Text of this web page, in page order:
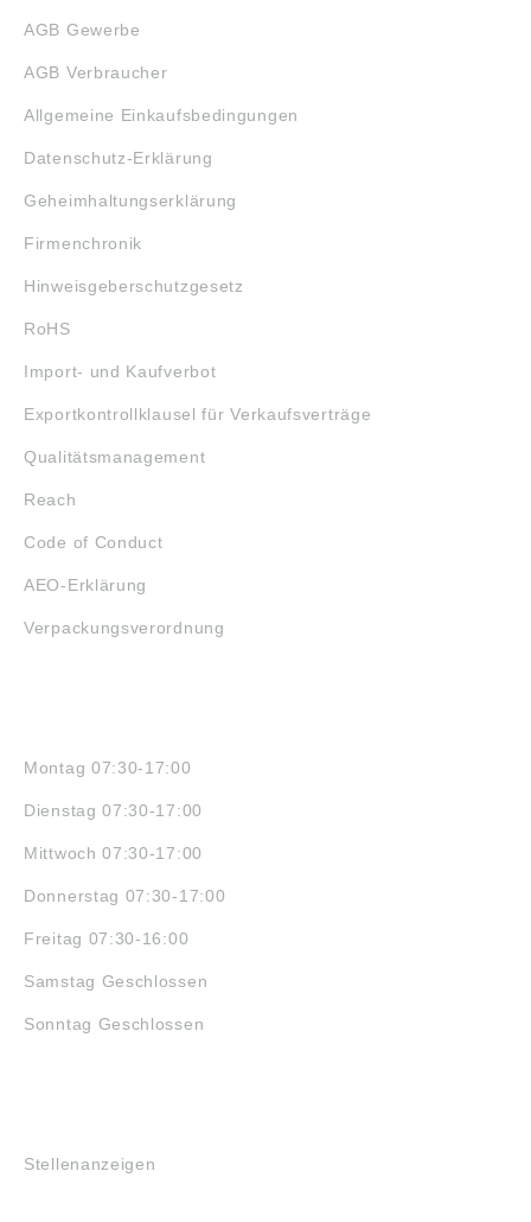
AGB Gewerbe
AGB Verbraucher
Allgemeine Einkaufsbedingungen
Datenschutz-Erklärung
Geheimhaltungserklärung
Firmenchronik
Hinweisgeberschutzgesetz
RoHS
Import- und Kaufverbot
Exportkontrollklausel für Verkaufsverträge
Qualitätsmanagement
Reach
Code of Conduct
AEO-Erklärung
Verpackungsverordnung
Montag 07:30-17:00
Dienstag 07:30-17:00
Mittwoch 07:30-17:00
Donnerstag 07:30-17:00
Freitag 07:30-16:00
Samstag Geschlossen
Sonntag Geschlossen
Stellenanzeigen